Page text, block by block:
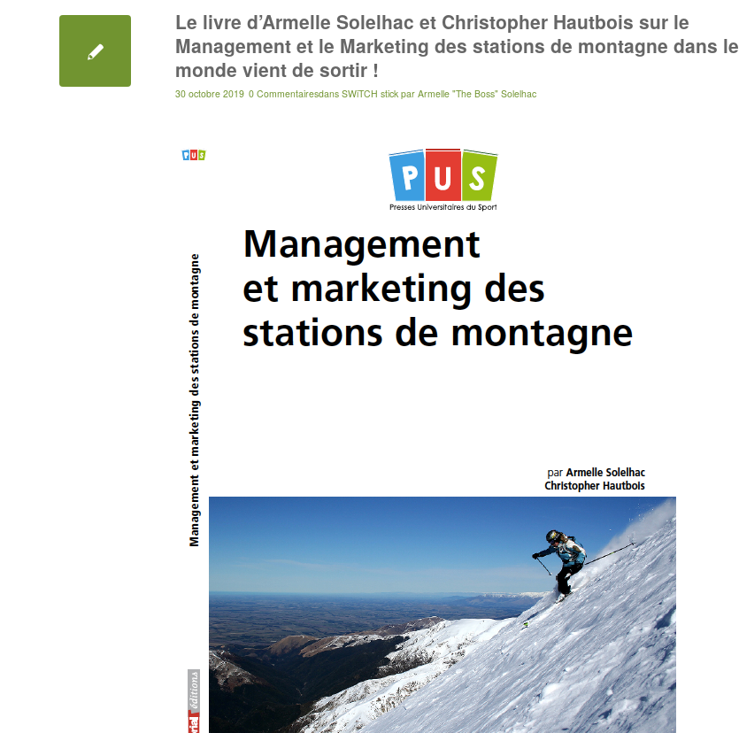
Le livre d’Armelle Solelhac et Christopher Hautbois sur le
Management et le Marketing des stations de montagne dans le
monde vient de sortir !
30 octobre 2019 0 Commentairesdans SWiTCH stick par Armelle "The Boss" Solelhac